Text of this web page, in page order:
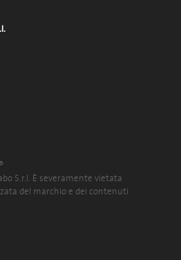
S.r.l. È severamente vietata
del marchio e dei contenuti